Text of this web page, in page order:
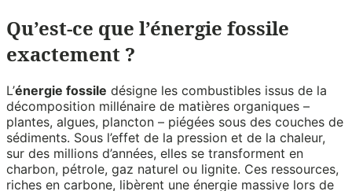
Qu’est-ce que l’énergie fossile
exactement ?
L’énergie fossile désigne les combustibles issus de la
décomposition millénaire de matières organiques –
plantes, algues, plancton – piégées sous des couches de
sédiments. Sous l’effet de la pression et de la chaleur,
sur des millions d’années, elles se transforment en
charbon, pétrole, gaz naturel ou lignite. Ces ressources,
riches en carbone, libèrent une énergie massive lors de